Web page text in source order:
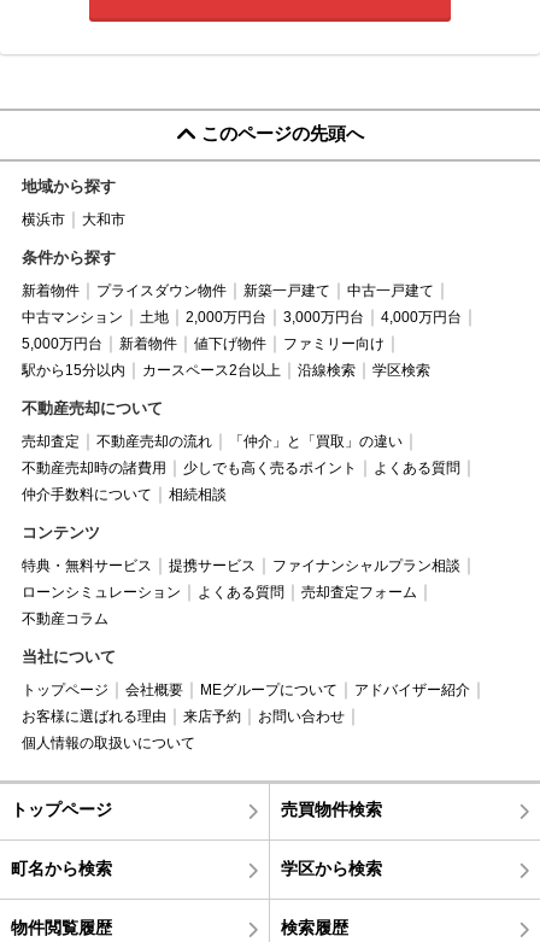
このページの先頭へ
地域から探す
横浜市 大和市
条件から探す
新着物件 プライスダウン物件 新築一戸建て
中古一戸建て
中古マンション
土地 2,000万円台 3,000万円台
4,000万円台
5,000万円台
新着物件 値下げ物件
ファミリー向け
駅から15分以内
カースペース2台以上 沿線検索 学区検索
不動産売却について
売却査定 不動産売却の流れ
「仲介」と「買取」の違い
不動産売却時の諸費用
少しでも高く売るポイント
よくある質問
仲介手数料について
相続相談
コンテンツ
特典・無料サービス 提携サービス
ファイナンシャルプラン相談
ローンシミュレーション
よくある質問
売却査定フォーム
不動産コラム
当社について
トップページ 会社概要 MEグループについて
アドバイザー紹介
お客様に選ばれる理由
来店予約
お問い合わせ
個人情報の取扱いについて
トップページ 売買物件検索
町名から検索 学区から検索
物件閲覧履歴 検索履歴